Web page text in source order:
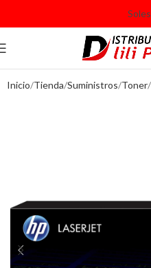
Inicio Tienda Suministros Toner